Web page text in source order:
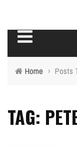
Home › Posts
TAG: